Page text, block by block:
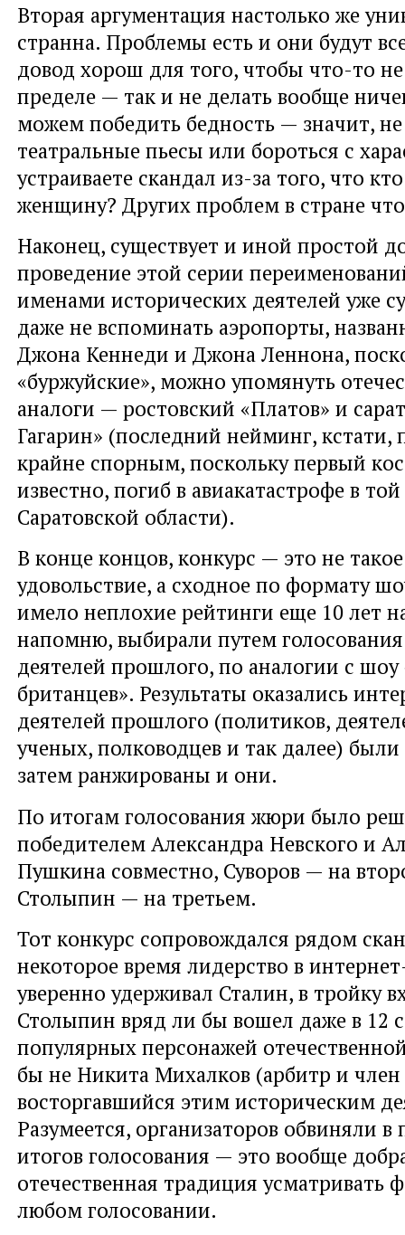
Вторая аргументация настолько же
странна. Проблемы есть и они будут
довод хорош для того, чтобы что-то не
пределе — так и не делать вообще
можем победить бедность — значит, не
театральные пьесы или бороться с
устраиваете скандал из-за того, что
женщину? Других проблем в стране
Наконец, существует и иной простой
проведение этой серии
именами исторических деятелей уже
даже не вспоминать аэропорты,
Джона Кеннеди и Джона Леннона,
«буржуйские», можно упомянуть
аналоги — ростовский «Платов» и
Гагарин» (последний нейминг, кстати,
крайне спорным, поскольку первый
известно, погиб в авиакатастрофе в
Саратовской области).
В конце концов, конкурс — это не
удовольствие, а сходное по формату
имело неплохие рейтинги еще 10 лет
напомню, выбирали путем
деятелей прошлого, по аналогии с шоу
британцев». Результаты оказались
деятелей прошлого (политиков,
ученых, полководцев и так далее)
затем ранжированы и они.
По итогам голосования жюри было
победителем Александра Невского и
Пушкина совместно, Суворов — на
Столыпин — на третьем.
Тот конкурс сопровождался рядом
некоторое время лидерство в
уверенно удерживал Сталин, в тройку
Столыпин вряд ли бы вошел даже в 12
популярных персонажей
бы не Никита Михалков (арбитр и
восторгавшийся этим историческим
Разумеется, организаторов обвиняли в
итогов голосования — это вообще
отечественная традиция усматривать
любом голосовании.